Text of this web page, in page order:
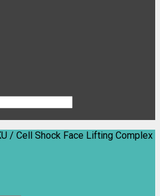
/ Cell Shock Face Lifting Complex